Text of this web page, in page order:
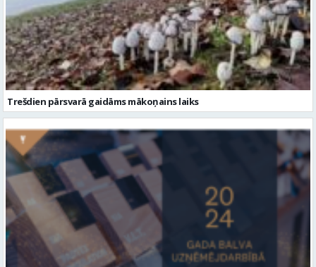
Trešdien pārsvarā gaidāms mākoņains laiks